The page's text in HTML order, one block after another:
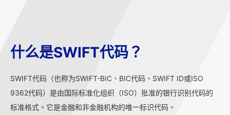
什么是SWIFT代码？
SWIFT代码（也称为SWIFT-BIC、BIC代码、SWIFT ID或ISO
9362代码）是由国际标准化组织（ISO）批准的银行识别代码的
标准格式。它是金融和非金融机构的唯一标识代码。